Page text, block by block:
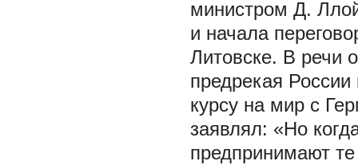
министром Д.
и начала
Литовске. В речи
предрекая
курсу на мир с
заявлял: «Но
предпринимают